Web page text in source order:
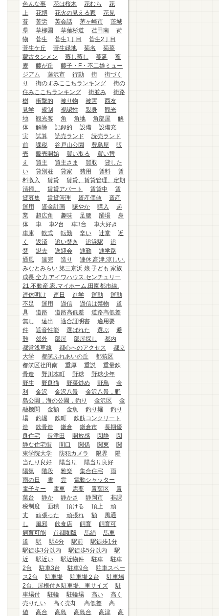
色んな事
花は桜木 花むら
花
上
花博 花火の見える家
花見
苔
苦労 英会話 茅ヶ崎市
茨城
県
草柳園 草薙杉道 荏田南
荷
物
菅生 菅生1丁目
菅生2丁目
菅生ケ丘
菅生緑地 菊名
菊菜
蒙古タンメン
蒸し蒸し 蔓延
蕎
麦
藤が丘
藤子・F・不二雄ミュー
ジアム
藤沢市 行動 街
街づく
り
街のすみここちランキング
街の
住みここちランキング
街並み
街路
樹
衝撃的 被り物 被害
西友
見学
規制 視認性 親身
観光
地
観光客 角 角地 角部屋
解
体
解除 記録的 設備
設備充
実
試算 読売ランド
読売ランド
前
課税 谷戸山公園 豊島屋
販
売
販売開始 買い取る
買い替
え
買主 買主さま 買取
貸した
い
貸別荘 貸家 費用 賃料
賃
料収入
賃貸
賃貸、賃貸管理、定期
清掃、
賃貸アパート 賃貸中
賃
貸募集
賃貸管理 資産価値
資産
運用
資金計画 賑やか 購入
起
業
超広角 趣味 足腰 踊場
身
体
車 車2台 車3台
車大好き
車庫
軟式 転勤 辛い 辻堂
近
く
返済 追い焚き 追浜駅
追
焚
退去 送迎会 通勤
通学路
通風
速完 造り
連休.高津.涼しい.
みなとみらい.第三京浜.娘.子ども.家族.
成長.全力.アイワハウス.センチュリー
21.不動産.家.マイホーム.田園都市線.
連休明け
連日 進学 運動
運動
不足
運用 過信 過信は禁物
道
具
道路 道路高低差
道路高低差
無し
遠出 適合証明書
適用要
件
遮音性能 選ばれた 選ぶ
避
難
郊外 部屋 部屋探し
都内
都営浅草線
都心へのアクセス
都立
大学
都筑ふれあいの丘
都筑区
都筑区荏田南
重厚 重説
重量鉄
骨造
野川本町 野球
野球少年
野生
野良猫 野菜炒め 野鳥
金
利
金沢 金沢八景
金沢八景，野
島公園，海の公園，釣り
金沢区
金
融機関
金額 金魚 釣り堀
釣り
場
釣堀 鉄町
鉄筋コンクリート
造
鉄骨造 鎌倉 鎌倉市
長期優
良住宅
長津田 開放感 閑静
閑
静な住宅街
間口 関係 関東
関
東学院大学
防犯カメラ 限界
陽
当たり良好
陽当り
陽当り良好
陽気
階段 雅楽 集合住宅
雨
雨の日
雪 雲
電動シャッター
電子キー
電車 需要 青葉区
青
葉台
静か 静かさ 静岡市
非課
税制度
面積 頂ける 頂上
頑
丈
頑張った 頑張れ 額
風通
し
風邪 飲食店 飼育
飼育可
飼育可能
首都圏版 馬絹
馬車
道
駅 駅4分 駅前
駅徒歩1分
駅徒歩3分以内
駅徒歩5分以内
駅
近
駅近い 駅近物件 駐車
駐車
2台
駐車3台 駐車9台
駐車スペー
ス2台
駐車場 駐車場２台
駐車場
2台、屋根付き駐車場、車サイズ
駐
車場付
駐輪 駐輪場 高い
高く
売りたい
高く売却 高低差
高
値
高台 高島 高島台 高津
高